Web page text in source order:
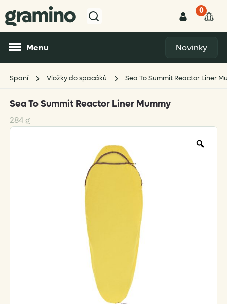
0
Menu Novinky
Spaní Vložky do spacáků Sea To Summit Reactor Liner
Sea To Summit Reactor Liner Mummy
284 g